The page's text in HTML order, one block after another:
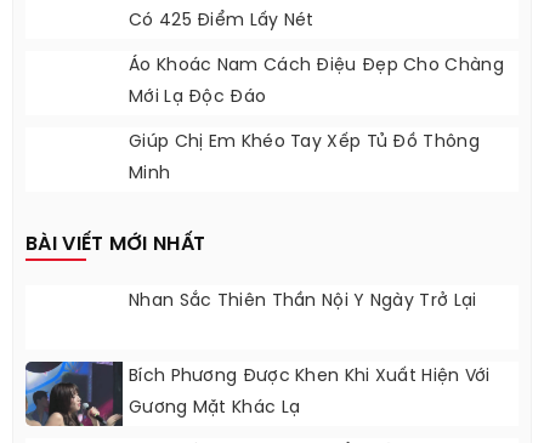
Có 425 Điểm Lấy Nét
Áo Khoác Nam Cách Điệu Đẹp Cho Chàng
Mới Lạ Độc Đáo
Giúp Chị Em Khéo Tay Xếp Tủ Đồ Thông
Minh
BÀI VIẾT MỚI NHẤT
Nhan Sắc Thiên Thần Nội Y Ngày Trở Lại
Bích Phương Được Khen Khi Xuất Hiện Với
Gương Mặt Khác Lạ